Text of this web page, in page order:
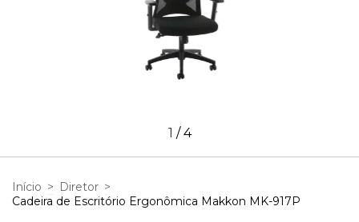
1 /4
Início > Diretor >
Cadeira de Escritório Ergonômica Makkon MK-917P